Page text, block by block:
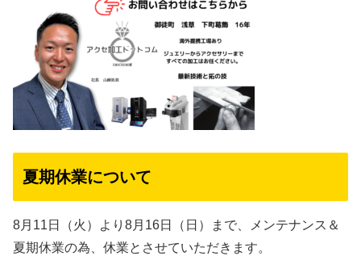
夏期休業について
8月11日（火）より8月16日（日）まで、メンテナンス＆
夏期休業の為、休業とさせていただきます。